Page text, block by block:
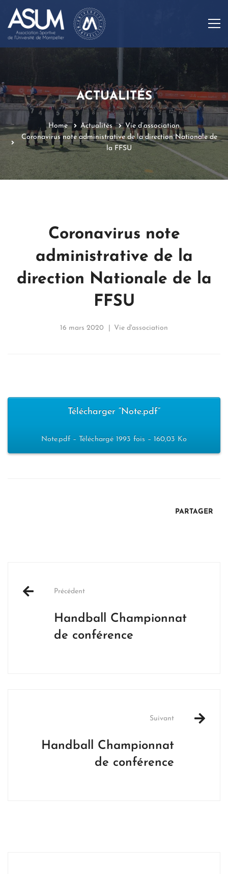
ACTUALITÉS
Home Actualités
Vie d’association
Coronavirus note administrative de la direction Nationale de
la FFSU
Coronavirus note
administrative de la
direction Nationale de la
FFSU
16 mars 2020 Vie d'association
Télécharger “Note.pdf”
Note.pdf – Téléchargé 1993 fois – 160,03 Ko
PARTAGER
navigation
Précédent
Handball Championnat
de conférence
Suivant
Handball Championnat
de conférence